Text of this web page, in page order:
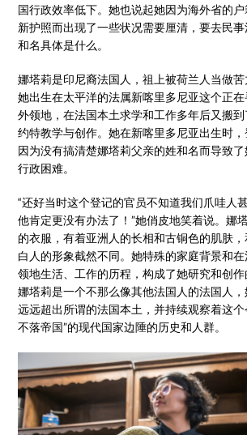
国行政效率低下。她也说起她因为海外省的
新护照而出现了一些状况需要厘清，要去民
和名具体是什么。
娜塔莉是印尼裔法国人，祖上被荷兰人当做苦
她出生在太平洋的法属新喀里多尼亚这个正
外领地，在法国本土求学和工作多年后又搬
约特教学与创作。她在新喀里多尼亚出生时
因为没有搞清楚娜塔莉父亲的姓和名而导致
行政困难。
“还好当时这个登记的官员不知道我们爪哇人
他肯定更没有办法了！”她俏皮地笑着说。娜
的衣服，有着亚洲人的长相和古铜色的肌肤
白人的形象截然不同。她特殊的家庭背景和
领地生活、工作的历程，构成了她研究和创作
娜塔莉是一个不那么像其他法国人的法国人，
远远超出所谓的法国本土，并持续观察着这个
不落帝国”的现代国家边陲的历史和人群。